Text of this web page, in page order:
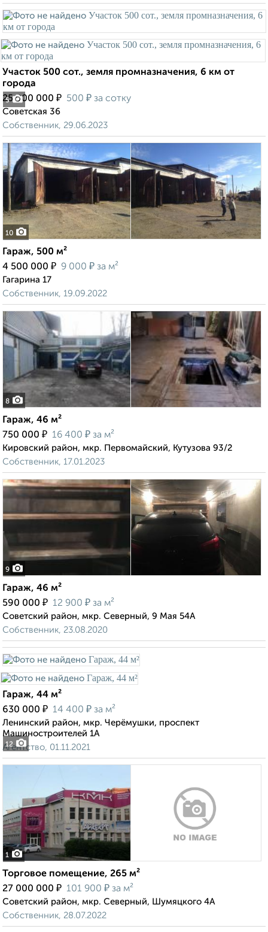
5
Участок 500 сот., земля промназначения, 6 км от
города
25 000 000 ₽ 500 ₽ за сотку
Советская 36
Собственник, 29.06.2023
10
Гараж, 500 м²
4 500 000 ₽ 9 000 ₽ за м²
Гагарина 17
Собственник, 19.09.2022
8
Гараж, 46 м²
750 000 ₽ 16 400 ₽ за м²
Кировский район, мкр. Первомайский, Кутузова 93/2
Собственник, 17.01.2023
9
Гараж, 46 м²
590 000 ₽ 12 900 ₽ за м²
Советский район, мкр. Северный, 9 Мая 54А
Собственник, 23.08.2020
12
Гараж, 44 м²
630 000 ₽ 14 400 ₽ за м²
Ленинский район, мкр. Черёмушки, проспект
Машиностроителей 1А
Агентство, 01.11.2021
1
Торговое помещение, 265 м²
27 000 000 ₽ 101 900 ₽ за м²
Советский район, мкр. Северный, Шумяцкого 4А
Собственник, 28.07.2022